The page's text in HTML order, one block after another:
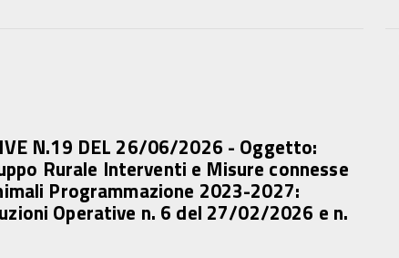
N.19 DEL 26/06/2026 - Oggetto:
Rurale Interventi e Misure connesse
Programmazione 2023-2027:
Operative n. 6 del 27/02/2026 e n.